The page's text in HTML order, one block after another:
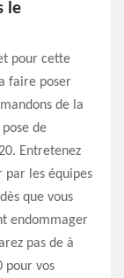
le
pour cette
faire poser
de la
de
Entretenez
par les équipes
que vous
endommager
pas de à
pour vos